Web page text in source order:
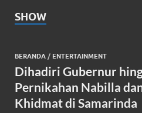
SHOW
BERANDA / ENTERTAINMENT
Dihadiri Gubernur
Pernikahan Nabilla
Khidmat di Samarinda